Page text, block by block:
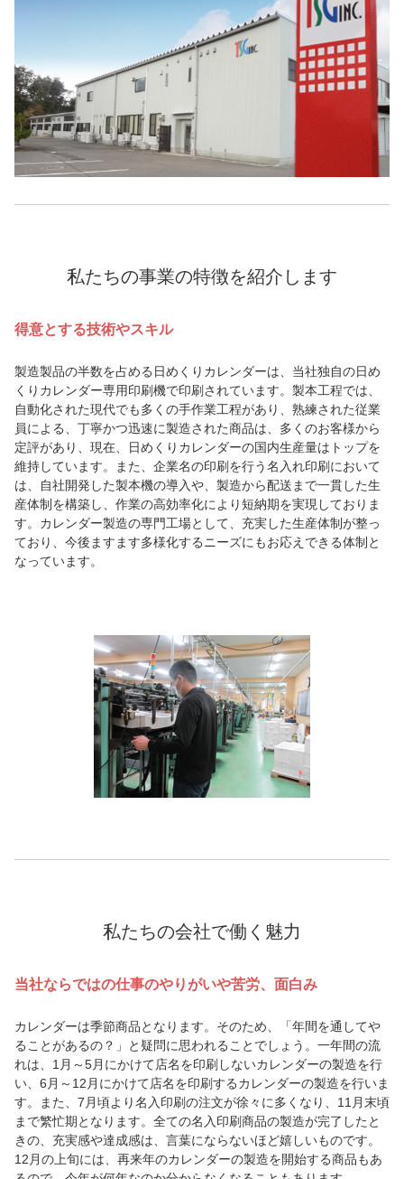
私たちの事業の特徴を紹介します
得意とする技術やスキル
製造製品の半数を占める日めくりカレンダーは、当社独自の日め
くりカレンダー専用印刷機で印刷されています。製本工程では、
自動化された現代でも多くの手作業工程があり、熟練された従業
員による、丁寧かつ迅速に製造された商品は、多くのお客様から
定評があり、現在、日めくりカレンダーの国内生産量はトップを
維持しています。また、企業名の印刷を行う名入れ印刷において
は、自社開発した製本機の導入や、製造から配送まで一貫した生
産体制を構築し、作業の高効率化により短納期を実現しておりま
す。カレンダー製造の専門工場として、充実した生産体制が整っ
ており、今後ますます多様化するニーズにもお応えできる体制と
なっています。
私たちの会社で働く魅力
当社ならではの仕事のやりがいや苦労、面白み
カレンダーは季節商品となります。そのため、「年間を通してや
ることがあるの？」と疑問に思われることでしょう。一年間の流
れは、1月～5月にかけて店名を印刷しないカレンダーの製造を行
い、6月～12月にかけて店名を印刷するカレンダーの製造を行いま
す。また、7月頃より名入印刷の注文が徐々に多くなり、11月末頃
まで繁忙期となります。全ての名入印刷商品の製造が完了したと
きの、充実感や達成感は、言葉にならないほど嬉しいものです。
12月の上旬には、再来年のカレンダーの製造を開始する商品もあ